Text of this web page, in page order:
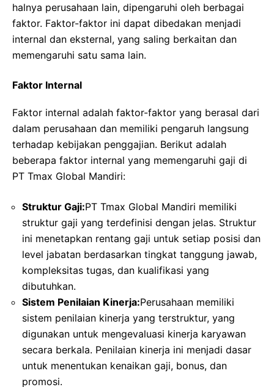
halnya perusahaan lain, dipengaruhi oleh berbagai
faktor. Faktor-faktor ini dapat dibedakan menjadi
internal dan eksternal, yang saling berkaitan dan
memengaruhi satu sama lain.
Faktor Internal
Faktor internal adalah faktor-faktor yang berasal dari
dalam perusahaan dan memiliki pengaruh langsung
terhadap kebijakan penggajian. Berikut adalah
beberapa faktor internal yang memengaruhi gaji di
PT Tmax Global Mandiri:
Struktur Gaji:PT Tmax Global Mandiri memiliki
struktur gaji yang terdefinisi dengan jelas. Struktur
ini menetapkan rentang gaji untuk setiap posisi dan
level jabatan berdasarkan tingkat tanggung jawab,
kompleksitas tugas, dan kualifikasi yang
dibutuhkan.
Sistem Penilaian Kinerja:Perusahaan memiliki
sistem penilaian kinerja yang terstruktur, yang
digunakan untuk mengevaluasi kinerja karyawan
secara berkala. Penilaian kinerja ini menjadi dasar
untuk menentukan kenaikan gaji, bonus, dan
promosi.